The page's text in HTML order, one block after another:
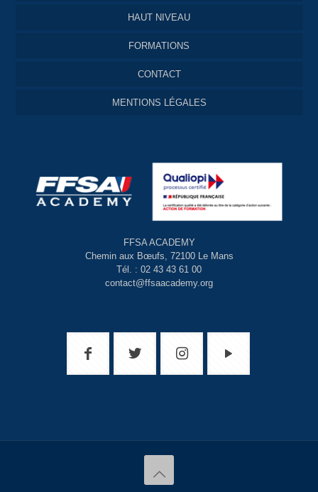
HAUT NIVEAU
FORMATIONS
CONTACT
MENTIONS LÉGALES
FFSA ACADEMY
Chemin aux Bœufs, 72100 Le Mans
Tél. : 02 43 43 61 00
contact@ffsaacademy.org